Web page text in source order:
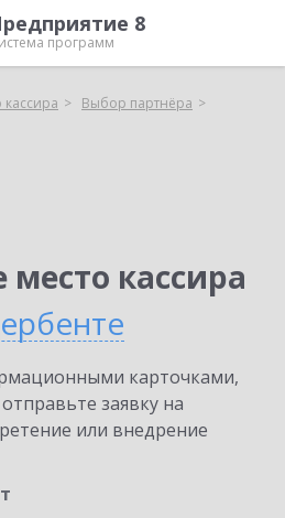
8
программ
Выбор партнёра
место кассира
карточками,
заявку на
или внедрение